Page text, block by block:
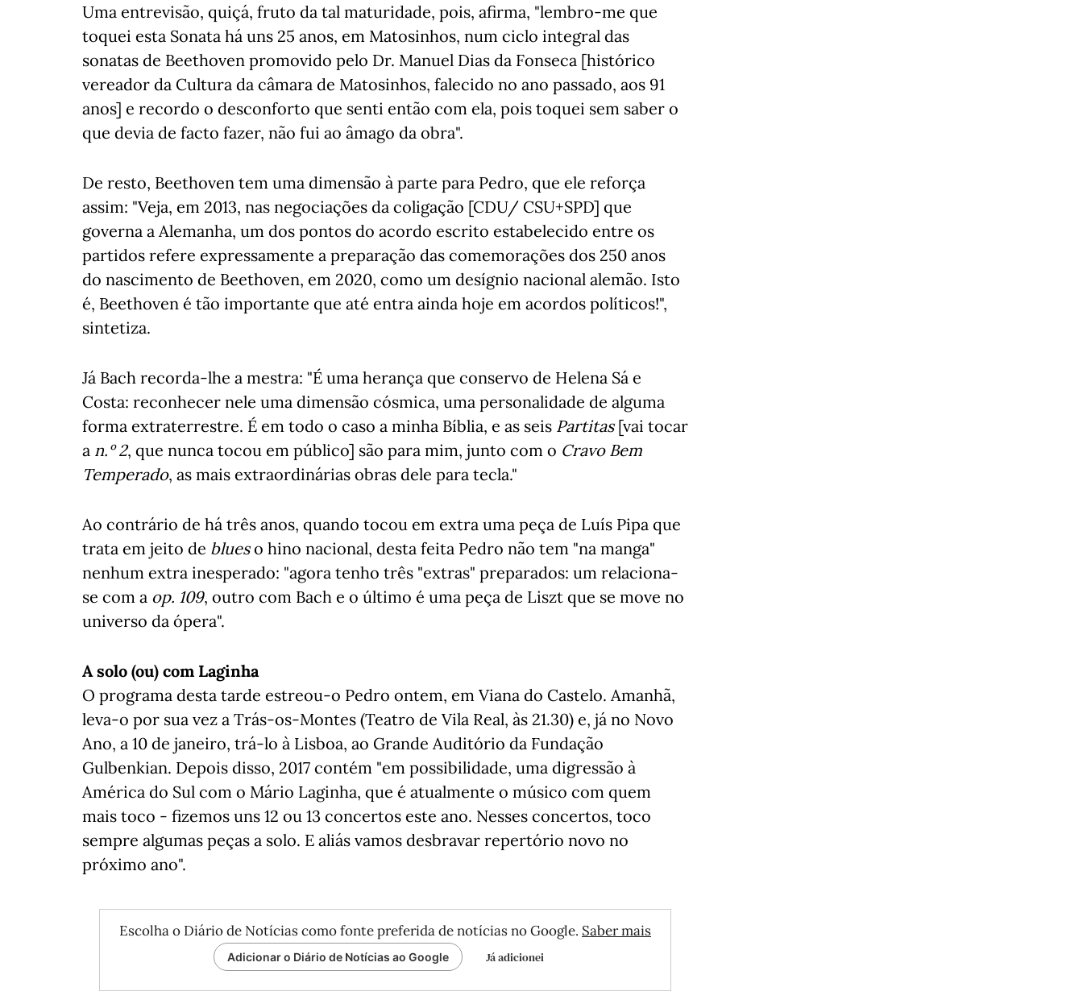
Uma entrevisão, quiçá, fruto da tal maturidade, pois, afirma, "lembro-me que
toquei esta Sonata há uns 25 anos, em Matosinhos, num ciclo integral das
sonatas de Beethoven promovido pelo Dr. Manuel Dias da Fonseca [histórico
vereador da Cultura da câmara de Matosinhos, falecido no ano passado, aos 91
anos] e recordo o desconforto que senti então com ela, pois toquei sem saber o
que devia de facto fazer, não fui ao âmago da obra".
De resto, Beethoven tem uma dimensão à parte para Pedro, que ele reforça
assim: "Veja, em 2013, nas negociações da coligação [CDU/ CSU+SPD] que
governa a Alemanha, um dos pontos do acordo escrito estabelecido entre os
partidos refere expressamente a preparação das comemorações dos 250 anos
do nascimento de Beethoven, em 2020, como um desígnio nacional alemão. Isto
é, Beethoven é tão importante que até entra ainda hoje em acordos políticos!",
sintetiza.
Já Bach recorda-lhe a mestra: "É uma herança que conservo de Helena Sá e
Costa: reconhecer nele uma dimensão cósmica, uma personalidade de alguma
forma extraterrestre. É em todo o caso a minha Bíblia, e as seis Partitas[vai tocar
a n.º 2, que nunca tocou em público] são para mim, junto com o Cravo Bem
Temperado, as mais extraordinárias obras dele para tecla."
Ao contrário de há três anos, quando tocou em extra uma peça de Luís Pipa que
trata em jeito de blueso hino nacional, desta feita Pedro não tem "na manga"
nenhum extra inesperado: "agora tenho três "extras" preparados: um relaciona-
se com a op. 109, outro com Bach e o último é uma peça de Liszt que se move no
universo da ópera".
A solo (ou) com Laginha
O programa desta tarde estreou-o Pedro ontem, em Viana do Castelo. Amanhã,
leva-o por sua vez a Trás-os-Montes (Teatro de Vila Real, às 21.30) e, já no Novo
Ano, a 10 de janeiro, trá-lo à Lisboa, ao Grande Auditório da Fundação
Gulbenkian. Depois disso, 2017 contém "em possibilidade, uma digressão à
América do Sul com o Mário Laginha, que é atualmente o músico com quem
mais toco - fizemos uns 12 ou 13 concertos este ano. Nesses concertos, toco
sempre algumas peças a solo. E aliás vamos desbravar repertório novo no
próximo ano".
Escolha o Diário de Notícias como fonte preferida de notícias no Google. Saber mais
Adicionar o Diário de Notícias ao Google Já adicionei